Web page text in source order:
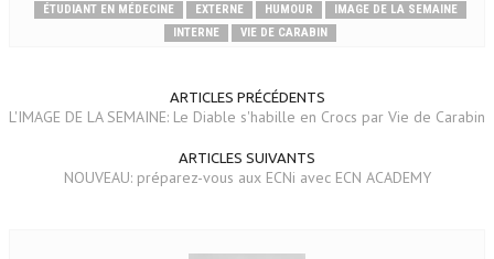
ÉTUDIANT EN MÉDECINE
EXTERNE HUMOUR
IMAGE DE LA SEMAINE
INTERNE
VIE DE CARABIN
ARTICLES PRÉCÉDENTS
L'IMAGE DE LA SEMAINE: Le Diable s'habille en Crocs par Vie de Carabin
ARTICLES SUIVANTS
NOUVEAU: préparez-vous aux ECNi avec ECN ACADEMY